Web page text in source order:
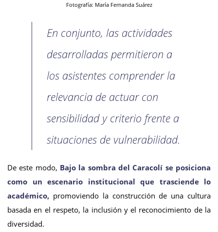
Fotografía: María Fernanda Suárez
En conjunto, las actividades
desarrolladas permitieron a
los asistentes comprender la
relevancia de actuar con
sensibilidad y criterio frente a
situaciones de vulnerabilidad.
De este modo, Bajo la sombra del Caracolí se posiciona
como un escenario institucional que trasciende lo
académico, promoviendo la construcción de una cultura
basada en el respeto, la inclusión y el reconocimiento de la
diversidad.